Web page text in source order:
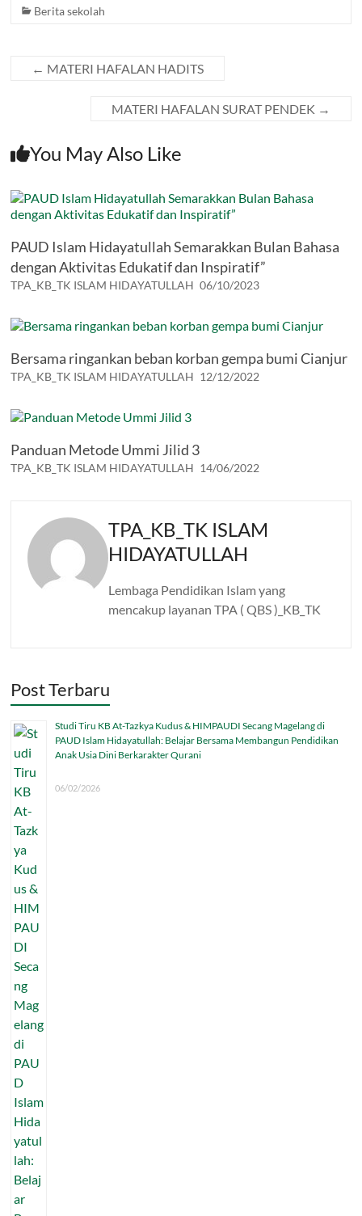
Berita sekolah
← MATERI HAFALAN HADITS
MATERI HAFALAN SURAT PENDEK →
You May Also Like
PAUD Islam Hidayatullah Semarakkan Bulan Bahasa
dengan Aktivitas Edukatif dan Inspiratif”
TPA_KB_TK ISLAM HIDAYATULLAH 06/10/2023
Bersama ringankan beban korban gempa bumi Cianjur
TPA_KB_TK ISLAM HIDAYATULLAH 12/12/2022
Panduan Metode Ummi Jilid 3
TPA_KB_TK ISLAM HIDAYATULLAH 14/06/2022
TPA_KB_TK ISLAM
HIDAYATULLAH
Lembaga Pendidikan Islam yang
mencakup layanan TPA ( QBS )_KB_TK
Post Terbaru
Studi Tiru KB At-Tazkya Kudus & HIMPAUDI Secang Magelang di
PAUD Islam Hidayatullah: Belajar Bersama Membangun Pendidikan
Anak Usia Dini Berkarakter Qurani
06/02/2026